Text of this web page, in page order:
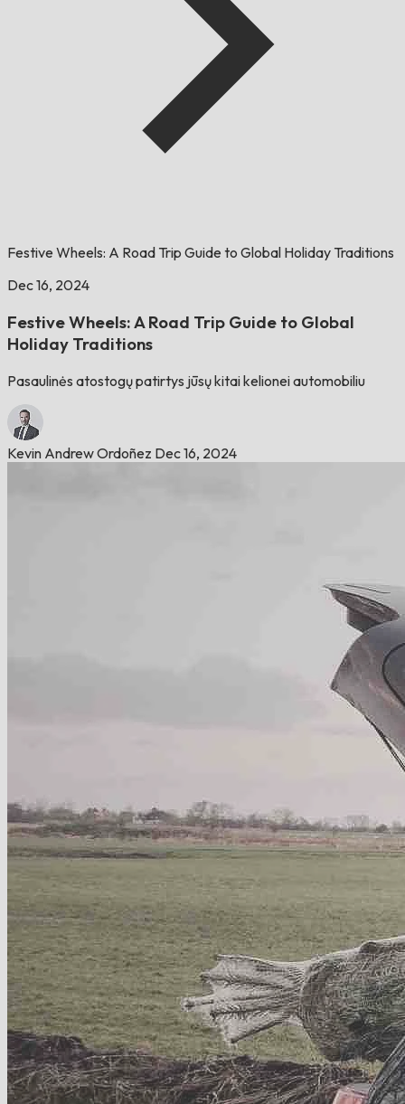
Festive Wheels: A Road Trip Guide to Global Holiday Traditions
Dec 16, 2024
Festive Wheels: A Road Trip Guide to Global
Holiday Traditions
Pasaulinės atostogų patirtys jūsų kitai kelionei automobiliu
Kevin Andrew Ordoñez Dec 16, 2024